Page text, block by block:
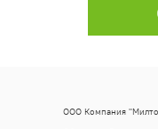
ООО Компания